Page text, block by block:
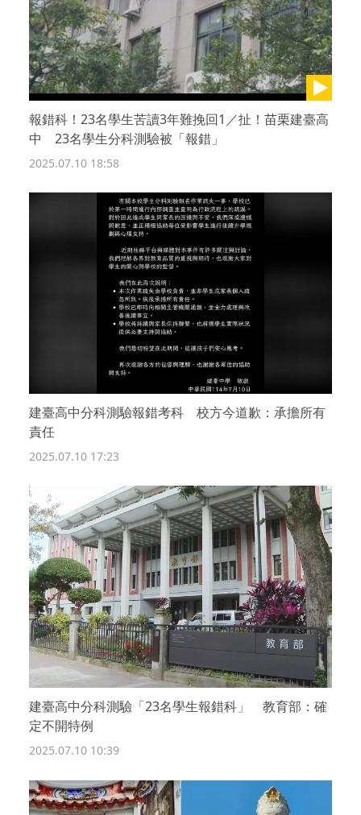
報錯科！23名學生苦讀3年難挽回1／扯！苗栗建臺高
中 23名學生分科測驗被「報錯」
2025.07.10 18:58
建臺高中分科測驗報錯考科 校方今道歉：承擔所有
責任
2025.07.10 17:23
建臺高中分科測驗「23名學生報錯科」 教育部：確
定不開特例
2025.07.10 10:39